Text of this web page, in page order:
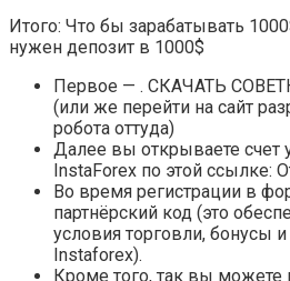
Итого: Что бы зарабатывать
нужен депозит в 1000$
Первое — . СКАЧАТЬ
(или же перейти на сайт
робота оттуда)
Далее вы открываете счет
InstaForex по этой ссылке:
Во время регистрации в
партнёрский код (это
условия торговли, бонусы
Instaforex).
Кроме того, так вы